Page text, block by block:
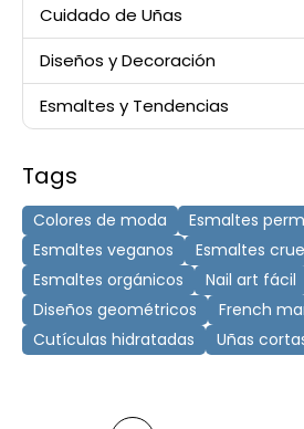
Cuidado de Uñas
Diseños y Decoración
Esmaltes y Tendencias
Tags
Colores de moda
Esmaltes
Esmaltes veganos
Esmaltes
Esmaltes orgánicos
Nail art fácil
Diseños geométricos
French
Cutículas hidratadas
Uñas